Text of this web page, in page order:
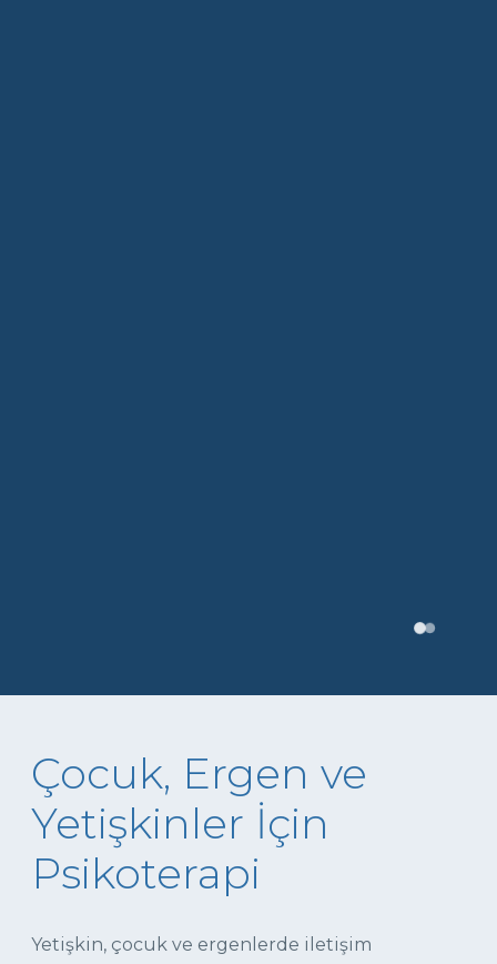
Çocuk, Ergen ve
Yetişkinler İçin
Psikoterapi
Yetişkin, çocuk ve ergenlerde iletişim